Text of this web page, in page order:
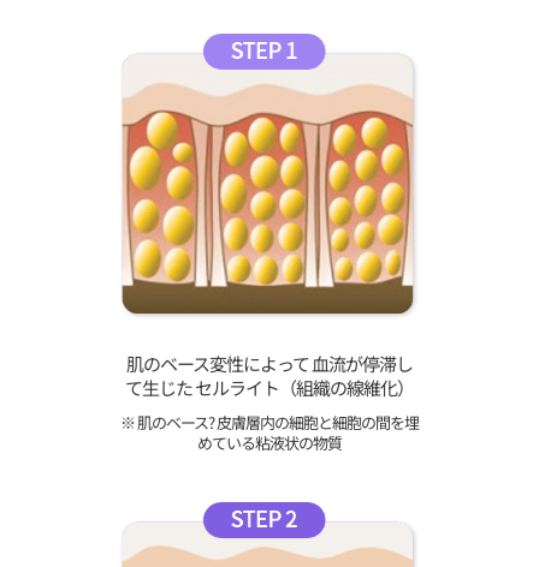
肌のベース変性によって 血流が停滞し
て生じた セルライト（組織の線維化）
※ 肌のベース? 皮膚層内の細胞と細胞の間を埋
めている粘液状の物質